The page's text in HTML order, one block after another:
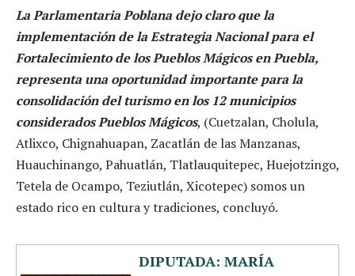
La Parlamentaria Poblana dejo claro que la
implementación de la Estrategia Nacional para el
Fortalecimiento de los Pueblos Mágicos en Puebla,
representa una oportunidad importante para la
consolidación del turismo en los 12 municipios
considerados Pueblos Mágicos, (Cuetzalan, Cholula,
Atlixco, Chignahuapan, Zacatlán de las Manzanas,
Huauchinango, Pahuatlán, Tlatlauquitepec, Huejotzingo,
Tetela de Ocampo, Teziutlán, Xicotepec) somos un
estado rico en cultura y tradiciones, concluyó.
DIPUTADA: MARÍA